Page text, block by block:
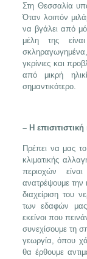
Στη Θεσσαλία
Όταν λοιπόν
να βγάλει από
μέλη της
γκρίνιες και
από μικρή
σημαντικότερο.
– Η
Πρέπει να μας
κλιματικής
περιοχών
ανατρέψουμε
διαχείριση του
των εδαφών
εκείνοι που
συνεχίσουμε τη
γεωργία, όπου
θα έρθουμε